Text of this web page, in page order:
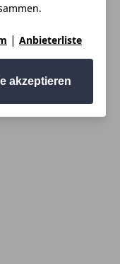
| Anbieterliste
akzeptieren